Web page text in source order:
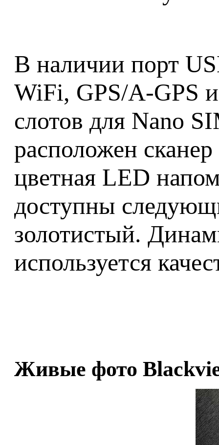
В наличии порт
WiFi, GPS/A-GPS
слотов для Nano
расположен
цветная LED
доступны
золотистый.
используется
Живые фото